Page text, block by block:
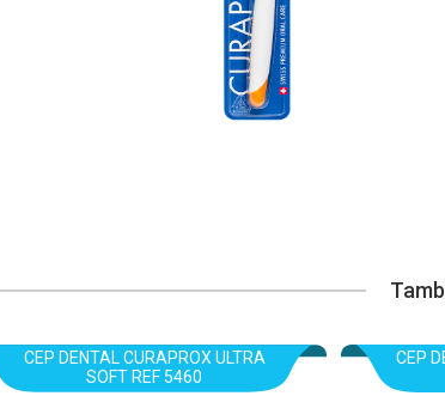
CEP DENTAL CURAPROX ULTRA
SOFT REF 5460
CEP